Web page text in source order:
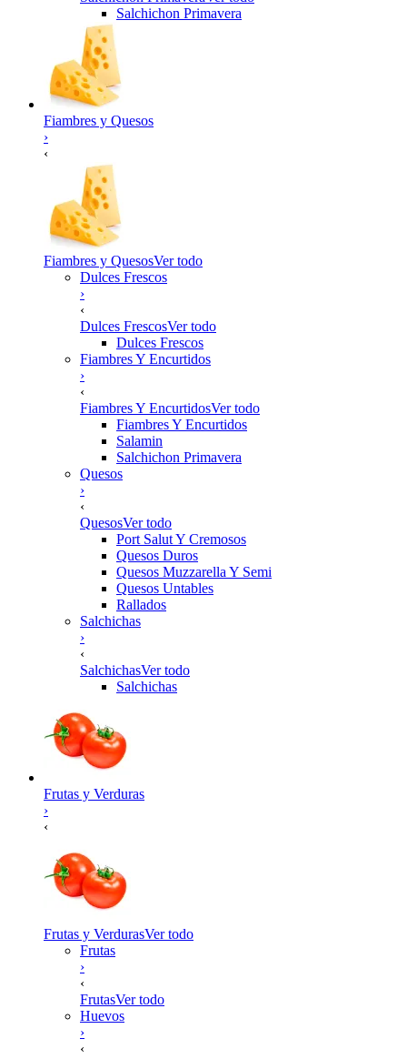
Salchichon Primavera
Fiambres y Quesos
›
‹
Fiambres y QuesosVer todo
Dulces Frescos
›
‹
Dulces FrescosVer todo
Dulces Frescos
Fiambres Y Encurtidos
›
‹
Fiambres Y EncurtidosVer todo
Fiambres Y Encurtidos
Salamin
Salchichon Primavera
Quesos
›
‹
QuesosVer todo
Port Salut Y Cremosos
Quesos Duros
Quesos Muzzarella Y Semi
Quesos Untables
Rallados
Salchichas
›
‹
SalchichasVer todo
Salchichas
Frutas y Verduras
›
‹
Frutas y VerdurasVer todo
Frutas
›
‹
FrutasVer todo
Huevos
›
‹